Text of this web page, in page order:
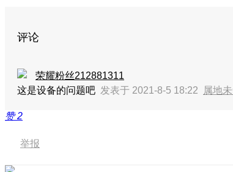
评论
荣耀粉丝212881311
这是设备的问题吧 发表于 2021-8-5 18:22 属地
赞2
举报